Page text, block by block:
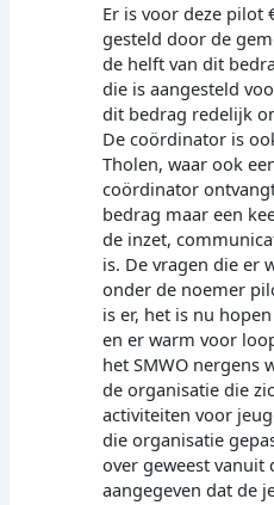
Er is voor deze pilot
gesteld door de
de helft van dit
die is aangesteld
dit bedrag redelijk
De coördinator is
Tholen, waar ook
coördinator
bedrag maar een
de inzet,
is. De vragen die er
onder de noemer
is er, het is nu
en er warm voor
het SMWO nergens
de organisatie die
activiteiten voor
die organisatie
over geweest vanuit
aangegeven dat de